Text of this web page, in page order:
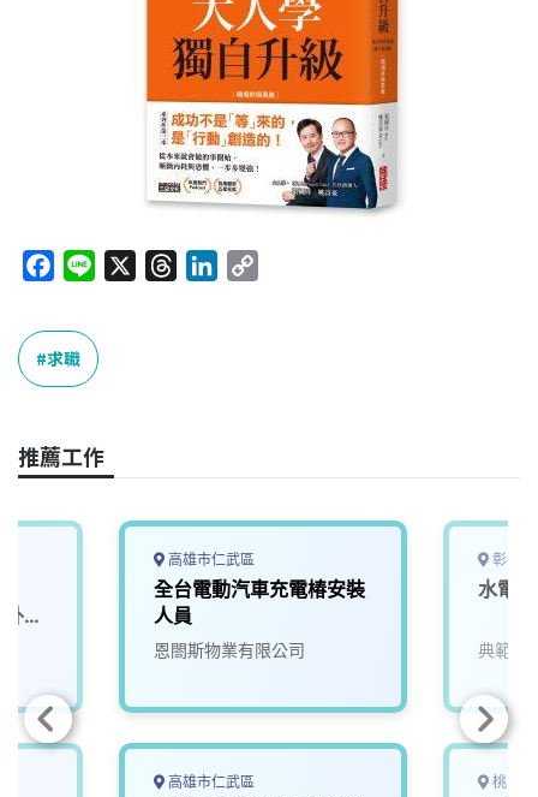
c
e
b
o
k
e
n
k
求職
推薦工作
縣
高雄市仁武區
全台電動汽車充電椿安裝
人員
恩閤斯物業有限公司
高雄市仁武區
彰化
水電
典範能
桃園